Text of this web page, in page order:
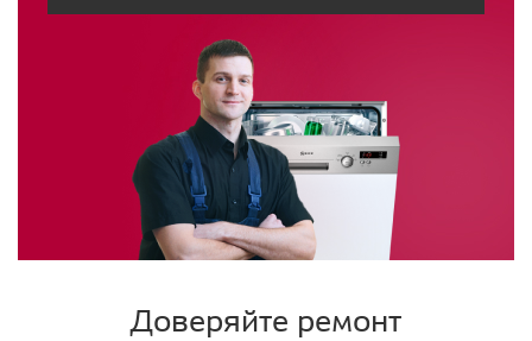
Доверяйте ремонт